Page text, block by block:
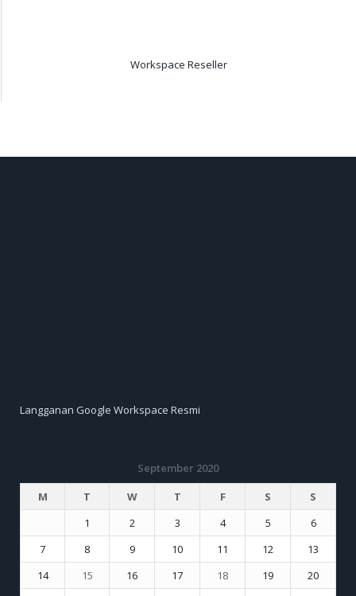
Workspace Reseller
Langganan Google Workspace Resmi
September 2020
M
T W T F S
S
1
2 3 4 5
6
7
8 9 10 11 12
13
14
15 16 17 18 19
20